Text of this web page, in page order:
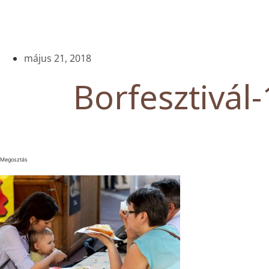
május 21, 2018
Megosztás